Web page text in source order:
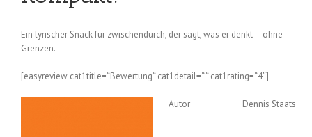
Ein lyrischer Snack für zwischendurch, der sagt, was er denkt – ohne
Grenzen.
[easyreview cat1title=“Bewertung“ cat1detail=“ “ cat1rating=“4″]​
Autor Dennis Staats